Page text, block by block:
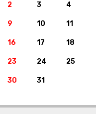
2 3 4
9 10 11
16 17 18
23 24 25
30 31